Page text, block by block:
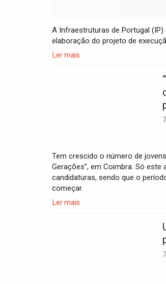
A Infraestruturas de Portugal
elaboração do projeto de
Ler mais
Tem crescido o número de
Gerações”, em Coimbra. Só este
candidaturas, sendo que o
começar.
Ler mais